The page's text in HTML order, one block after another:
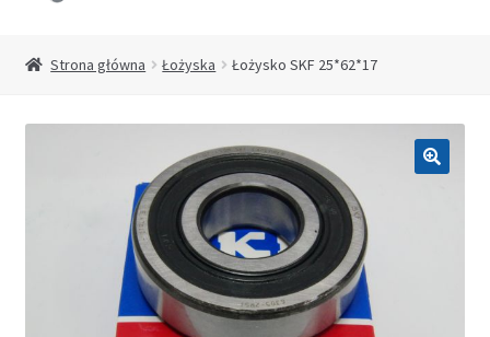
Strona główna Łożyska Łożysko SKF 25*62*17